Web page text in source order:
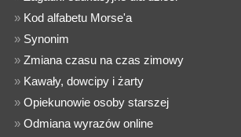
» Kod alfabetu Morse'a
» Synonim
»Zmiana czasu na czas zimowy
» Kawały, dowcipy i żarty
»Opiekunowie osoby starszej
»Odmiana wyrazów online